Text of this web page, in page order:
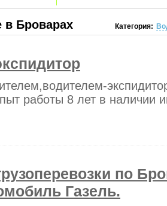
Броварах Категория:
работы 8 лет в наличии
по
Газель.